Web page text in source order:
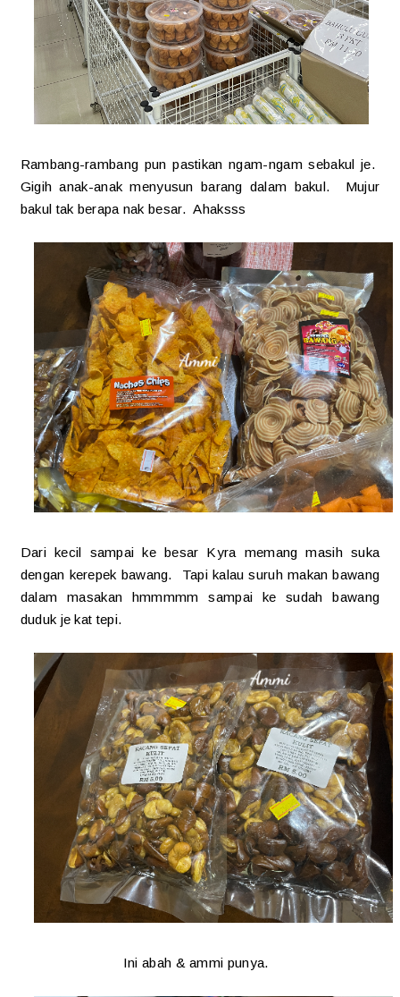
Rambang-rambang pun pastikan ngam-ngam sebakul je.
Gigih anak-anak menyusun barang dalam bakul. Mujur
bakul tak berapa nak besar. Ahaksss
Dari kecil sampai ke besar Kyra memang masih suka
dengan kerepek bawang. Tapi kalau suruh makan bawang
dalam masakan hmmmmm sampai ke sudah bawang
duduk je kat tepi.
Ini abah & ammi punya.